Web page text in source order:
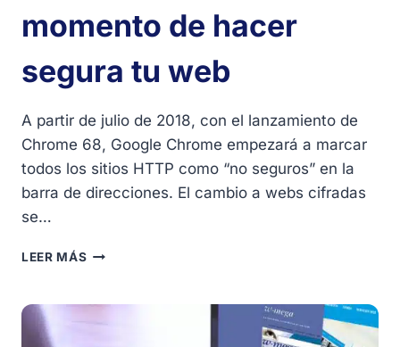
momento de hacer
segura tu web
A partir de julio de 2018, con el lanzamiento de
Chrome 68, Google Chrome empezará a marcar
todos los sitios HTTP como “no seguros” en la
barra de direcciones. El cambio a webs cifradas
se…
LEER MÁSHTTPS
EL
MOMENTO